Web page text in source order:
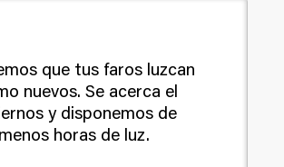
que tus faros luzcan
nuevos. Se acerca el
y disponemos de
menos horas de luz.